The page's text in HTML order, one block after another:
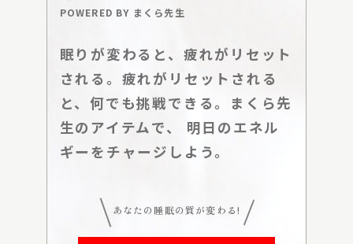
POWERED BY まくら先生
眠りが変わると、疲れがリセット
される。疲れがリセットされる
と、何でも挑戦できる。まくら先
生のアイテムで、 明日のエネル
ギーをチャージしよう。
あなたの睡眠の質が変わる!